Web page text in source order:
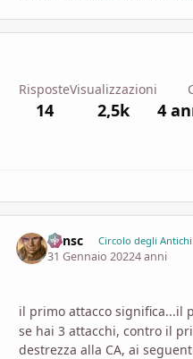
Risposte
14
Visualizzazioni
2,5k 4
Minsc Circolo degli Antichi
31 Gennaio 20224 anni
il primo attacco significa...il
se hai 3 attacchi, contro il
destrezza alla CA, ai